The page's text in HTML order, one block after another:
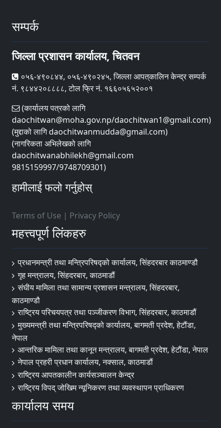
सम्पर्क
जिल्ला प्रशासन कार्यालय, चितवन
०५६-४९०८४४, ०५६-४९०२४५, जिल्ला आपत्‌कालिन केन्द्र सम्पर्क
नं. ९८४४२०८८८८, टोल फ्रि नं. १६६०५६५२००१
(कार्यालय पत्रको लागि
daochitwan@moha.gov.np/daochitwan1@gmail.com)
(मुद्दाको लागि daochitwanmudda@gmail.com)
(नागरिकता अभिलेखको लागि
daochitwanabhilekh@gmail.com
9815159997/9748709301)
हामीलाई फलो गर्नुहोस्
Terms of Use | Privacy Policy
महत्त्वपूर्ण लिंकहरु
प्रधानमन्त्री तथा मन्त्रिपरिषद्को कार्यालय, सिंहदरबार काठमाण्डौ
गृह मन्त्रालय, सिंहदरबार, काठमाडौं
संघीय मामिला तथा सामान्य प्रशासन मन्त्रालय, सिंहदरबार,
काठमाण्डौ
राष्ट्रिय परिचयपत्र तथा पञ्जीकरण विभाग, सिंहदरबार, काठमाडौं
मुख्यमन्त्री तथा मन्त्रिपरिषद्को कार्यालय, बागमती प्रदेश, हेटौंडा,
नेपाल
आन्तरिक मामिला तथा कानून मन्त्रालय, बागमती प्रदेश, हेटौंडा, नेपाल
नेपाल प्रहरी प्रधान कार्यालय, नक्साल, काठमाडौं
राष्ट्रिय आपतकालीन कार्यसञ्चालन केन्द्र
राष्ट्रिय विपद् जोखिम न्यूनिकरण तथा व्यवस्थापन प्राधिकरण
कार्यालय समय